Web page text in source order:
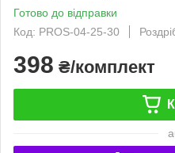
Готово до відправки
Код: PROS-04-25-30
398 ₴/комплект